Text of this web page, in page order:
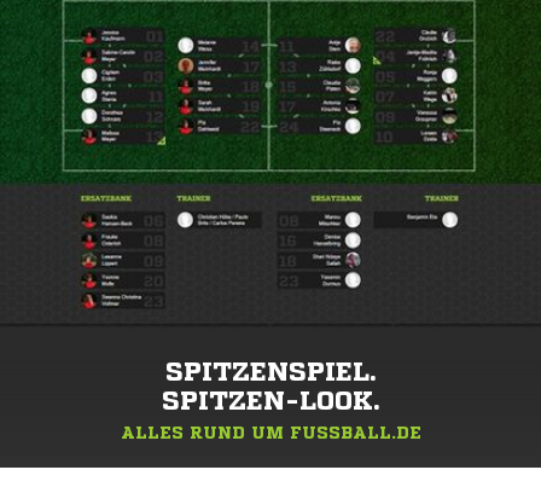
SPITZENSPIEL.
SPITZEN-LOOK.
ALLES RUND UM FUSSBALL.DE